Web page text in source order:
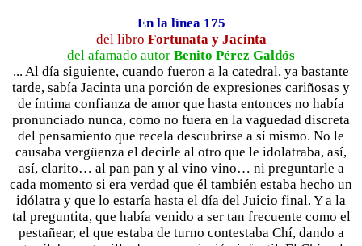
En la línea 175
del libro Fortunata y Jacinta
del afamado autor Benito Pérez Galdós
... Al día siguiente, cuando fueron a la catedral, ya bastante
tarde, sabía Jacinta una porción de expresiones cariñosas y
de íntima confianza de amor que hasta entonces no había
pronunciado nunca, como no fuera en la vaguedad discreta
del pensamiento que recela descubrirse a sí mismo. No le
causaba vergüenza el decirle al otro que le idolatraba, así,
así, clarito… al pan pan y al vino vino… ni preguntarle a
cada momento si era verdad que él también estaba hecho un
idólatra y que lo estaría hasta el día del Juicio final. Y a la
tal preguntita, que había venido a ser tan frecuente como el
pestañear, el que estaba de turno contestaba Chí, dando a